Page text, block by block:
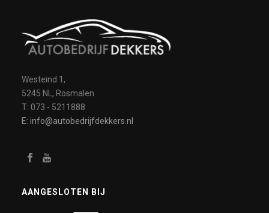
Westeind 1,
5245 NL, Rosmalen
T: 073 - 5211888
E: info@autobedrijfdekkers.nl
AANGESLOTEN BIJ